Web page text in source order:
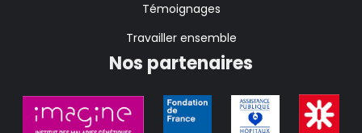
Témoignages
Travailler ensemble
Nos partenaires